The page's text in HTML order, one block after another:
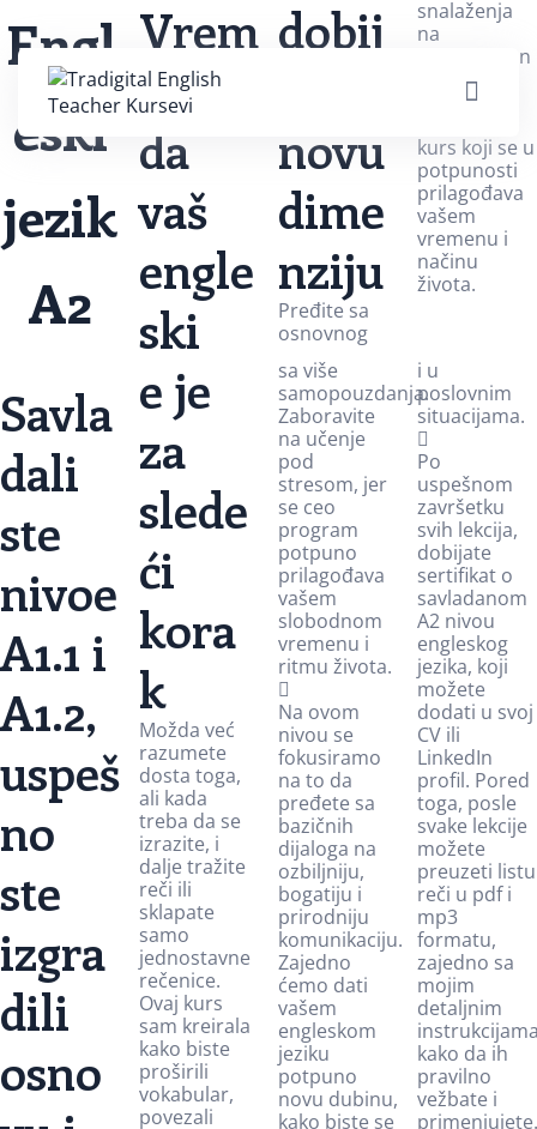
Engl
eski
jezik
A2
Vrem
e je
da
vaš
engle
ski
dobij
e
novu
dime
nziju
Pređite sa
osnovnog
snalaženja
na
samouveren
i detaljniji
razgovor
kurs koji se u
potpunosti
prilagođava
vašem
vremenu i
načinu
života.
Savla
dali
ste
nivoe
A1.1 i
A1.2,
uspeš
no
ste
izgra
dili
osno
e je
za
slede
ći
kora
k
Možda već
razumete
dosta toga,
ali kada
treba da se
izrazite, i
dalje tražite
reči ili
sklapate
samo
jednostavne
rečenice.
Ovaj kurs
sam kreirala
kako biste
proširili
vokabular,
povezali
sa više
samopouzdanja.
Zaboravite
na učenje
pod
stresom, jer
se ceo
program
potpuno
prilagođava
vašem
slobodnom
vremenu i
ritmu života.
Na ovom
nivou se
fokusiramo
na to da
pređete sa
bazičnih
dijaloga na
ozbiljniju,
bogatiju i
prirodniju
komunikaciju.
Zajedno
ćemo dati
vašem
engleskom
jeziku
potpuno
novu dubinu,
kako biste se
i u
poslovnim
situacijama.
Po
uspešnom
završetku
svih lekcija,
dobijate
sertifikat o
savladanom
A2 nivou
engleskog
jezika, koji
možete
dodati u svoj
CV ili
LinkedIn
profil. Pored
toga, posle
svake lekcije
možete
preuzeti listu
reči u pdf i
mp3
formatu,
zajedno sa
mojim
detaljnim
kako da ih
pravilno
vežbate i
primenjujete.